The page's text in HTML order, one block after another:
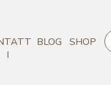
I
BLOG SHOP